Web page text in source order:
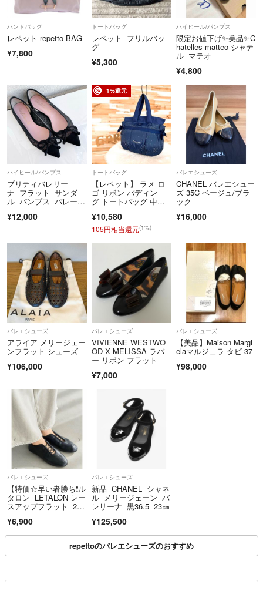
ハンドバッグ
レペット repetto BAG
¥7,800
トートバッグ
レペット フリルバッ
グ
¥5,300
ハイヒール/パンプス
限定お値下げ✨美品✨C
hatelles matteo シャテ
ル マテオ
¥4,800
ハイヒール/パンプス
プリティバレリー
ナ フラット サンダ
ル パンプス バレーシ
¥12,000
1%還元
トートバッグ
【レペット】 ラメ ロ
ゴ リボン パディン
グ トートバッグ 中
¥10,580
105円相当還元(1%)
バレエシューズ
CHANEL バレエシュー
ズ 35C ベージュ/ブラ
ック
¥16,000
バレエシューズ
アライア メリージェー
ンフラット シューズ
¥106,000
バレエシューズ
VIVIENNE WESTWO
OD X MELISSA ラバ
ー リボン フラット
¥7,000
バレエシューズ
【美品】Maison Margi
elaマルジェラ タビ 37
¥98,000
バレエシューズ
【特価☆早い者勝ち❗️ル
タロン LETALON レー
スアップフラット 24.
¥6,900
バレエシューズ
新品 CHANEL シャネ
ル メリージェーン バ
レリーナ 黒36.5 23㎝
¥125,500
repettoのバレエシューズのおすすめ